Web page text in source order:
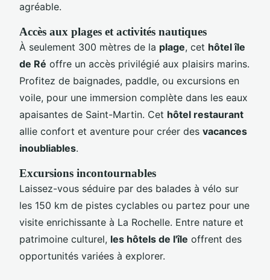
agréable.
Accès aux plages et activités nautiques
À seulement 300 mètres de la plage, cet hôtel île
de Ré offre un accès privilégié aux plaisirs marins.
Profitez de baignades, paddle, ou excursions en
voile, pour une immersion complète dans les eaux
apaisantes de Saint-Martin. Cet hôtel restaurant
allie confort et aventure pour créer des vacances
inoubliables.
Excursions incontournables
Laissez-vous séduire par des balades à vélo sur
les 150 km de pistes cyclables ou partez pour une
visite enrichissante à La Rochelle. Entre nature et
patrimoine culturel, les hôtels de l'île offrent des
opportunités variées à explorer.